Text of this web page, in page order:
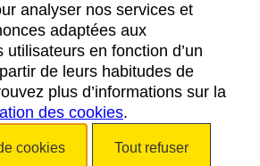
MENTIONS LÉGALES
DE CONFIDENTIALITÉ
COOKIES
ACCESSIBILITÉ
analyser nos services et
adaptées aux
utilisateurs en fonction d’un
de leurs habitudes de
plus d’informations sur la
des cookies.
cookies Tout refuser